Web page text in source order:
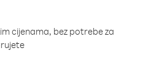
cijenama, bez potrebe za